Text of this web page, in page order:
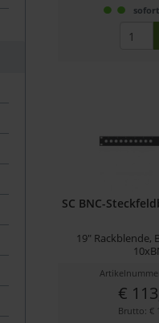
SC BNC-
19" Rackblende,
€
Brutto: €